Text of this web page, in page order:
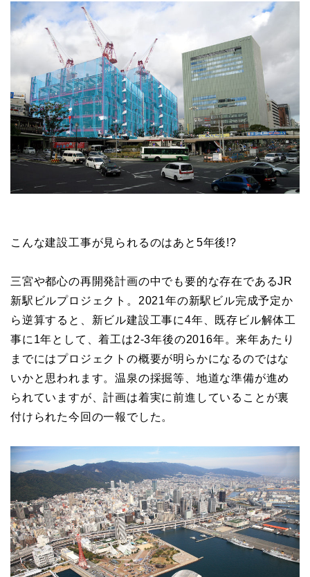
こんな建設工事が見られるのはあと5年後!?
三宮や都心の再開発計画の中でも要的な存在であるJR
新駅ビルプロジェクト。2021年の新駅ビル完成予定か
ら逆算すると、新ビル建設工事に4年、既存ビル解体工
事に1年として、着工は2-3年後の2016年。来年あたり
までにはプロジェクトの概要が明らかになるのではな
いかと思われます。温泉の採掘等、地道な準備が進め
られていますが、計画は着実に前進していることが裏
付けられた今回の一報でした。